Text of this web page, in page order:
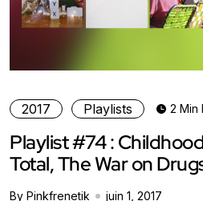
2017 Playlists 2 Min
Playlist #74 :
Total, The War on
By Pinkfrenetik juin 1, 2017